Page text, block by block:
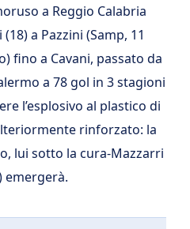
a Reggio Calabria
a Pazzini (Samp, 11
fino a Cavani, passato da
a 78 gol in 3 stagioni
l’esplosivo al plastico di
rinforzato: la
lui sotto la cura-Mazzarri
emergerà.